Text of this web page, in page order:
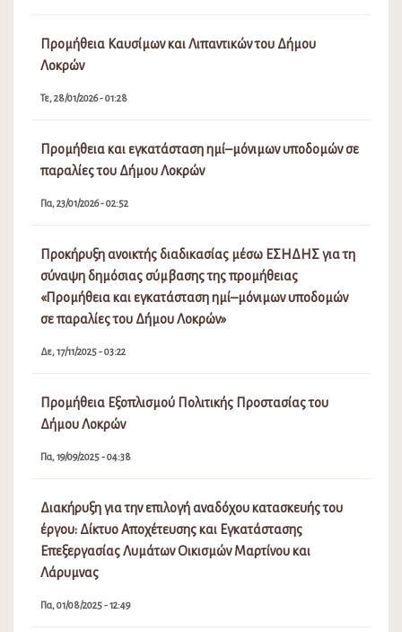
Προμήθεια Καυσίμων και Λιπαντικών του Δήμου
Λοκρών
Τε, 28/01/2026 - 01:28
Προμήθεια και εγκατάσταση ημί–μόνιμων υποδομών σε
παραλίες του Δήμου Λοκρών
Πα, 23/01/2026 - 02:52
Προκήρυξη ανοικτής διαδικασίας μέσω ΕΣΗΔΗΣ για τη
σύναψη δημόσιας σύμβασης της προμήθειας
«Προμήθεια και εγκατάσταση ημί–μόνιμων υποδομών
σε παραλίες του Δήμου Λοκρών»
Δε, 17/11/2025 - 03:22
Προμήθεια Εξοπλισμού Πολιτικής Προστασίας του
Δήμου Λοκρών
Πα, 19/09/2025 - 04:38
Διακήρυξη για την επιλογή αναδόχου κατασκευής του
έργου: Δίκτυο Αποχέτευσης και Εγκατάστασης
Επεξεργασίας Λυμάτων Οικισμών Μαρτίνου και
Λάρυμνας
Πα, 01/08/2025 - 12:49